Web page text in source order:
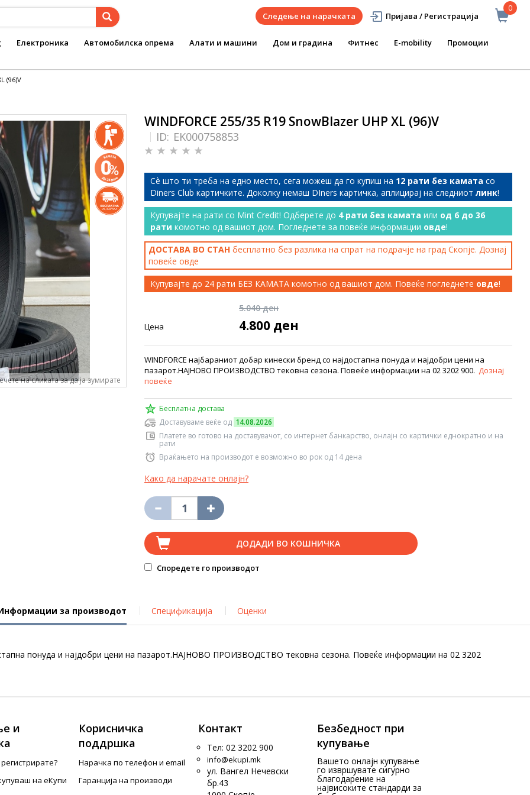
0
Следење на нарачката Пријава / Регистрација
Електроника Автомобилска опрема Алати и машини Дом и градина Фитнес E-mobility Промоции
(96)V
на сликата за да ја зумирате
WINDFORCE 255/35 R19 SnowBlazer UHP XL (96)V
ID: EK000758853
Сѐ што ти треба на едно место, сега можеш да го купиш на 12 рати без камата со
Diners Club картичките. Доколку немаш DIners картичка, аплицирај на следниот линк!
Купувајте на рати со Mint Credit! Одберете до 4 рати без камата или од 6 до 36
рати комотно од вашиот дом. Погледнете за повеќе информации овде!
ДОСТАВА ВО СТАН бесплатно без разлика на спрат на подрачје на град Скопје. Дознај
повеќе овде
Купувајте до 24 рати БЕЗ КАМАТА комотно од вашиот дом. Повеќе погледнете овде!
5.040 ден
Цена 4.800 ден
WINDFORCE најбараниот добар кинески бренд со најдостапна понуда и најдобри цени на
пазарот.НАЈНОВО ПРОИЗВОДСТВО тековна сезона. Повеќе информации на 02 3202 900. Дознај
повеќе
Бесплатна достава
Доставуваме веќе од 14.08.2026
Платете во готово на доставувачот, со интернет банкарство, онлајн со картички еднократно и на
рати
Враќањето на производот е возможно во рок од 14 дена
Како да нарачате онлајн?
ДОДАДИ ВО КОШНИЧКА
Споредете го производот
за производот Спецификација Оценки
понуда и најдобри цени на пазарот.НАЈНОВО ПРОИЗВОДСТВО тековна сезона. Повеќе информации на 02 3202
и
на еКупи
Корисничка
поддршка
Нарачка по телефон и еmail
Гаранција на производи
Контакт
Тел: 02 3202 900
info@ekupi.mk
ул. Вангел Нечевски
бр.43
Безбедност при
купување
Вашето онлајн купување
го извршувате сигурно
благодарение на
највисоките стандарди за